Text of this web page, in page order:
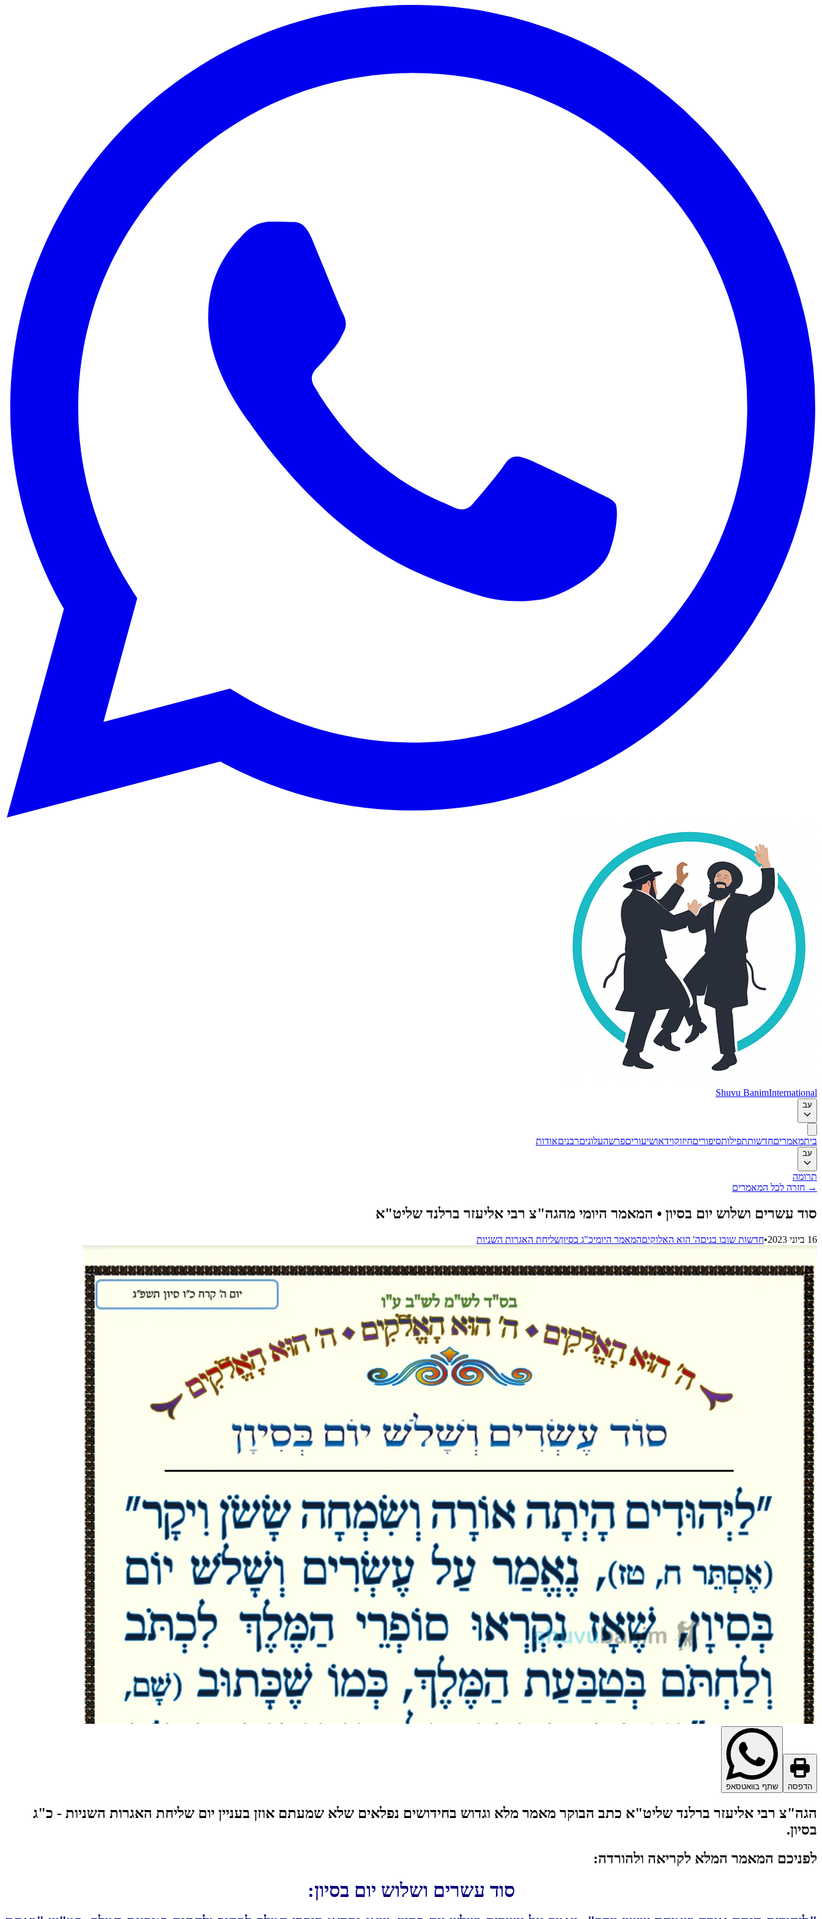
Shuvu BanimInternational
עב
ביתמאמריםחדשותתפילותסיפוריםחיזוקוידאושיעוריםפרשהעלוניםרבניםאודות
עב
תרומה
→ חזרה לכל המאמרים
סוד עשרים ושלוש יום בסיון • המאמר היומי מהגה"צ רבי אליעזר ברלנד שליט"א
16 ביוני 2023 •חדשות שובו בניםה' הוא האלוקיםהמאמר היומיכ"ג בסיוןשליחת האגרות השניות
הדפסה שתף בוואטסאפ
הגה"צ רבי אליעזר ברלנד שליט"א כתב הבוקר מאמר מלא וגדוש בחידושים נפלאים שלא שמעתם אוזן בעניין יום שליחת האגרות השניות - כ"ג
בסיון.
לפניכם המאמר המלא לקריאה ולהורדה:
סוד עשרים ושלוש יום בסיון: